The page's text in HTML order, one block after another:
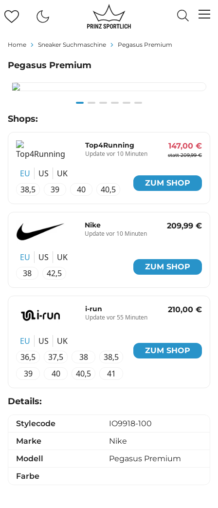
Home Sneaker Suchmaschine Pegasus Premium
Pegasus Premium
1
Shops:
Top4Running
Update vor 10 Minuten
147,00 €
statt 209,99 €
EU US
UK
38,5
39 40 40,5
ZUM SHOP
Nike
Update vor 10 Minuten
209,99 €
EU US
UK
38
42,5
ZUM SHOP
i-run
Update vor 55 Minuten
210,00 €
EU US
UK
36,5
37,5 38
38,5
39
40 40,5 41
ZUM SHOP
Details:
Stylecode
IO9918-100
Marke
Nike
Modell
Pegasus Premium
Farbe